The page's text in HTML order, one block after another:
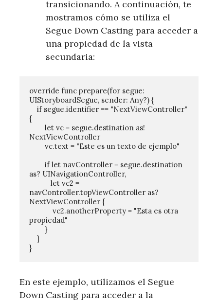
transicionando. A continuación, te
mostramos cómo se utiliza el
Segue Down Casting para acceder a
una propiedad de la vista
secundaria:
override func prepare(for segue:
UIStoryboardSegue, sender: Any?) {
{
NextViewController
as? UINavigationController,
navController.topViewController as?
NextViewController {
propiedad"
En este ejemplo, utilizamos el Segue
Down Casting para acceder a la